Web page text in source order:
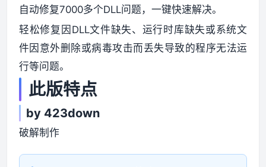
自动修复7000多个DLL问题，一键快速解决。
轻松修复因DLL文件缺失、运行时库缺失或系统文
件因意外删除或病毒攻击而丢失导致的程序无法运
行等问题。
此版特点
by 423down
破解制作